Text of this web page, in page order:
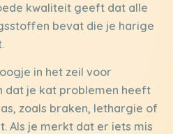
kwaliteit geeft dat alle
bevat die je harige
in het zeil voor
dat je kat problemen heeft
zoals braken, lethargie of
Als je merkt dat er iets mis